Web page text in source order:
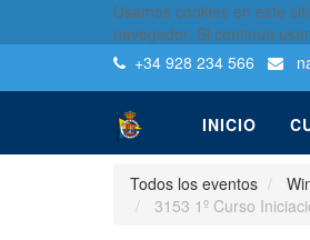
Usamos cookies en este
navegador. Si continúa
+34 928 234 566
INICIO
Todos los eventos
3153 1º Curso